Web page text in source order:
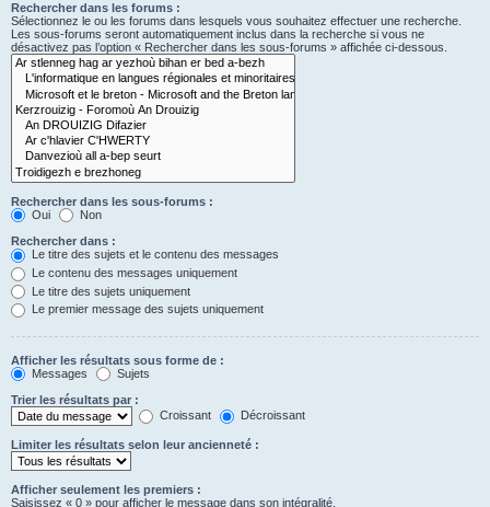
Rechercher dans les forums :
Sélectionnez le ou les forums dans lesquels vous souhaitez effectuer une recherche.
Les sous-forums seront automatiquement inclus dans la recherche si vous ne
désactivez pas l’option « Rechercher dans les sous-forums » affichée ci-dessous.
Rechercher dans les sous-forums :
Oui
Non
Rechercher dans :
Le titre des sujets et le contenu des messages
Le contenu des messages uniquement
Le titre des sujets uniquement
Le premier message des sujets uniquement
Afficher les résultats sous forme de :
Messages
Sujets
Trier les résultats par :
Croissant
Décroissant
Limiter les résultats selon leur ancienneté :
Afficher seulement les premiers :
Saisissez « 0 » pour afficher le message dans son intégralité.